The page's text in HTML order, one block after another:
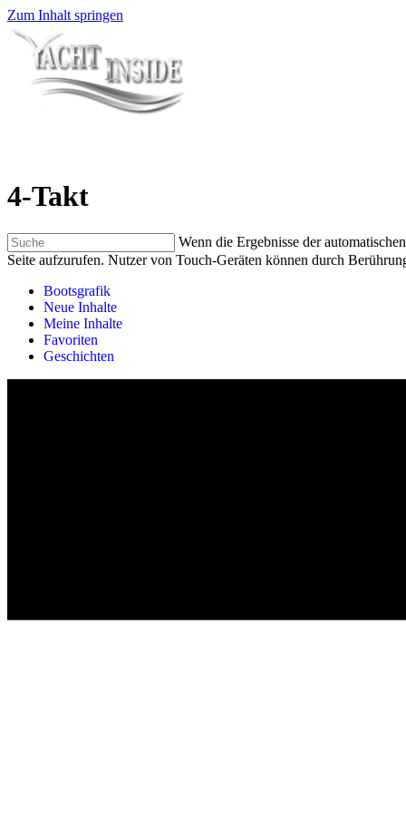
Zum Inhalt springen
4-Takt
Wenn die Ergebnisse der
Seite aufzurufen. Nutzer von Touch-Geräten können durch
Bootsgrafik
Neue Inhalte
Meine Inhalte
Favoriten
Geschichten